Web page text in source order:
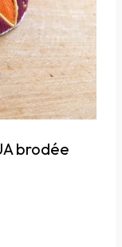
brodée